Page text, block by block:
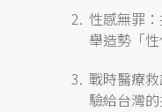
性感無罪
舉造勢「
戰時醫療
驗給台灣